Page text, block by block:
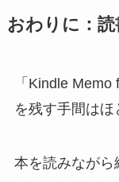
おわりに：読
「Kindle
を残す手間はほ
本を読みながら